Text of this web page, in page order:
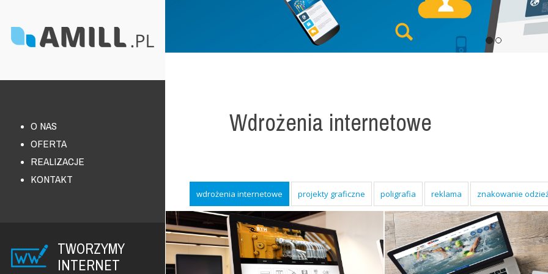
O NAS
OFERTA
REALIZACJE
KONTAKT
TWORZYMY
INTERNET
Wdrożenia internetowe
wdrożenia internetowe projekty graficzne poligrafia reklama znakowanie